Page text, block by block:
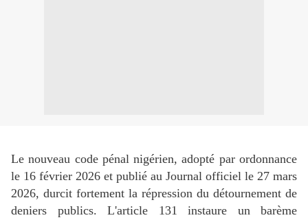
Le nouveau code pénal nigérien, adopté par ordonnance
le 16 février 2026 et publié au Journal officiel le 27 mars
2026, durcit fortement la répression du détournement de
deniers publics. L'article 131 instaure un barème